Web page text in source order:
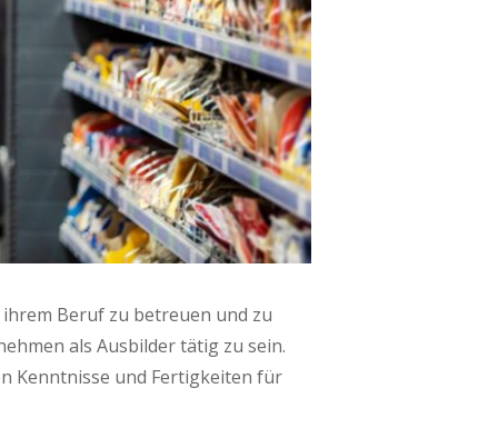
Beruf zu betreu­en und zu
als Aus­bil­der tätig zu sein.
Kennt­nis­se und Fer­tig­kei­ten für